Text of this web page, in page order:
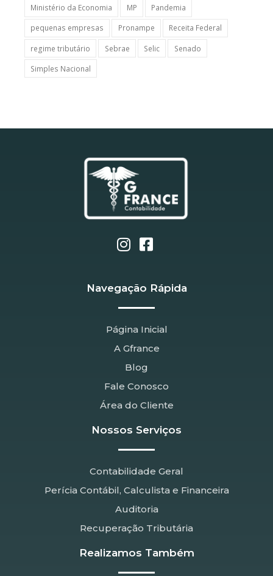
Ministério da Economia
MP
Pandemia
pequenas empresas
Pronampe
Receita Federal
regime tributário
Sebrae Selic
Senado
Simples Nacional
Navegação Rápida
Página Inicial
A Gfrance
Blog
Fale Conosco
Área do Cliente
Nossos Serviços
Contabilidade Geral
Perícia Contábil, Calculista e Financeira
Auditoria
Recuperação Tributária
Realizamos Também